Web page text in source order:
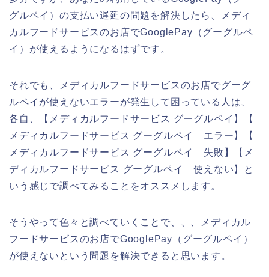
グルペイ）の支払い遅延の問題を解決したら、メディ
カルフードサービスのお店でGooglePay（グーグルペ
イ）が使えるようになるはずです。
それでも、メディカルフードサービスのお店でグーグ
ルペイが使えないエラーが発生して困っている人は、
各自、【メディカルフードサービス グーグルペイ】【
メディカルフードサービス グーグルペイ エラー】【
メディカルフードサービス グーグルペイ 失敗】【メ
ディカルフードサービス グーグルペイ 使えない】と
いう感じで調べてみることをオススメします。
そうやって色々と調べていくことで、、、メディカル
フードサービスのお店でGooglePay（グーグルペイ）
が使えないという問題を解決できると思います。